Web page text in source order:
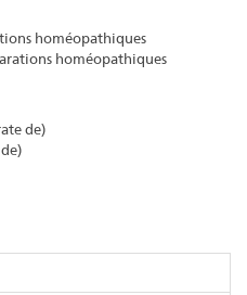
homéopathiques
homéopathiques
de)